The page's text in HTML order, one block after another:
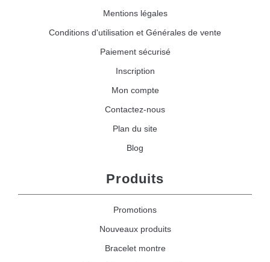
Mentions légales
Conditions d'utilisation et Générales de vente
Paiement sécurisé
Inscription
Mon compte
Contactez-nous
Plan du site
Blog
Produits
Promotions
Nouveaux produits
Bracelet montre